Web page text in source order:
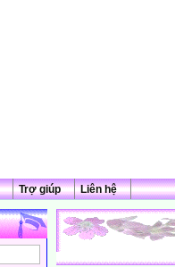
Trợ giúp Liên hệ